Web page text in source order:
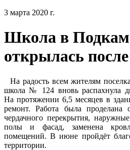
3 марта 2020 г.
Школа в
открылась
На радость всем жителям
школа № 124 вновь распахнула
На протяжении 6,5 месяцев в
ремонт. Работа была проделана
чердачного перекрытия,
полы и фасад, заменена
помещений. В июне пройдёт
территории.